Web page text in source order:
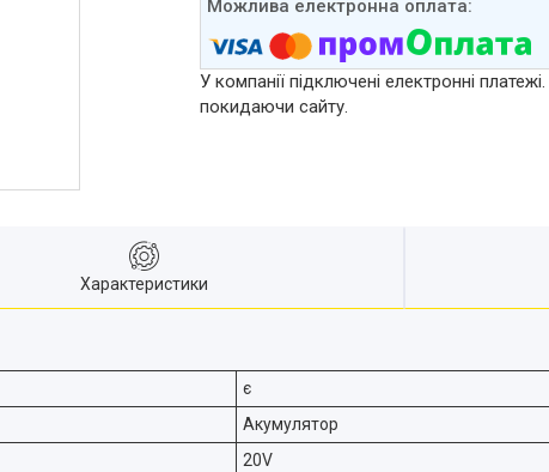
У компанії підключені електронні
покидаючи сайту.
Характеристики
є
Акумулятор
20V